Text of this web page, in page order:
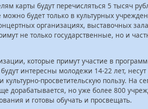
карты будут перечисляться 5 тысяч
можно будет только в культурных
организациях, выставочных
не только государственные, но и
которые примут участие в
интересны молодежи 14-22 лет,
культурно-просветительскую пользу. На
дорабатывается, но уже более 800
и готовы обучать и просвещать.